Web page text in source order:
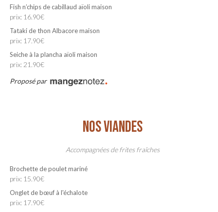
Fish n’chips de cabillaud aïoli maison
prix: 16.90€
Tataki de thon Albacore maison
prix: 17.90€
Seiche à la plancha aïoli maison
prix: 21.90€
Proposé par
NOS VIANDES
Accompagnées de frites fraîches
Brochette de poulet mariné
prix: 15.90€
Onglet de bœuf à l'échalote
prix: 17.90€